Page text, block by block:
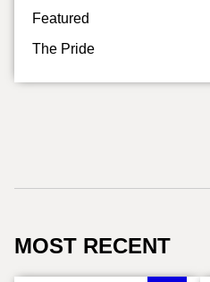
Featured
The Pride
MOST RECENT